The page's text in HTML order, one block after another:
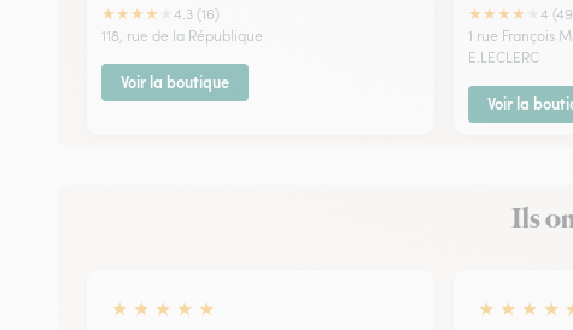
★★★★
4.3 (16)
118, rue de la République
Voir la boutique
★★★★
4
1 rue François
E.LECLERC
Voir la
Ils
★ ★ ★ ★ ★
★ ★ ★ ★